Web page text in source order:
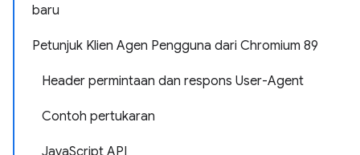
baru
Petunjuk Klien Agen Pengguna dari Chromium 89
Header permintaan dan respons User-Agent
Contoh pertukaran
JavaScript API